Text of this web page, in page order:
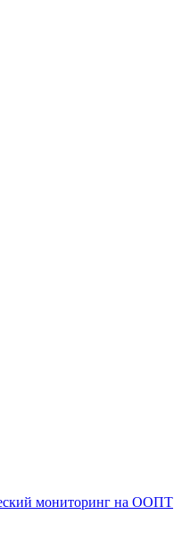
мониторинг на ООПТ